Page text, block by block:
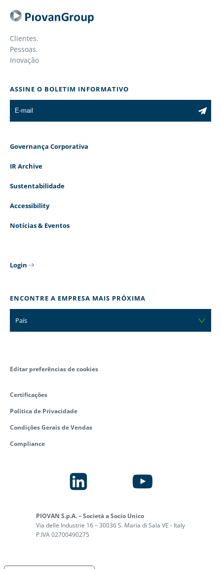
Clientes.
Pessoas.
Inovação
ASSINE O BOLETIM INFORMATIVO
Governança Corporativa
IR Archive
Sustentabilidade
Accessibility
Notícias & Eventos
Login
ENCONTRE A EMPRESA MAIS PRÓXIMA
País
PIOVAN S.p.A. – Società a Socio Unico
Via delle Industrie 16 – 30036 S. Maria di Sala VE - Italy
P.IVA 02700490275
Editar preferências de cookies
Certificações
Política de Privacidade
Condições Gerais de Vendas
Compliance